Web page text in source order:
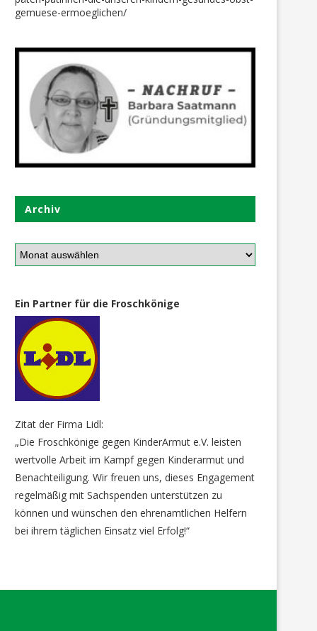
gemuese-ermoeglichen/
Archiv
Ein Partner für die Froschkönige
Zitat der Firma Lidl:
„Die Froschkönige gegen KinderArmut e.V. leisten
wertvolle Arbeit im Kampf gegen Kinderarmut und
Benachteiligung. Wir freuen uns, dieses Engagement
regelmäßig mit Sachspenden unterstützen zu
können und wünschen den ehrenamtlichen Helfern
bei ihrem täglichen Einsatz viel Erfolg!“